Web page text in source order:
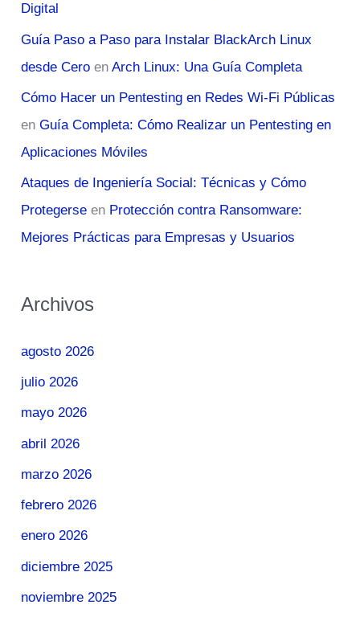
Digital
Guía Paso a Paso para Instalar BlackArch Linux
desde Cero enArch Linux: Una Guía Completa
Cómo Hacer un Pentesting en Redes Wi-Fi Públicas
enGuía Completa: Cómo Realizar un Pentesting en
Aplicaciones Móviles
Ataques de Ingeniería Social: Técnicas y Cómo
Protegerse en Protección contra Ransomware:
Mejores Prácticas para Empresas y Usuarios
Archivos
agosto 2026
julio 2026
mayo 2026
abril 2026
marzo 2026
febrero 2026
enero 2026
diciembre 2025
noviembre 2025